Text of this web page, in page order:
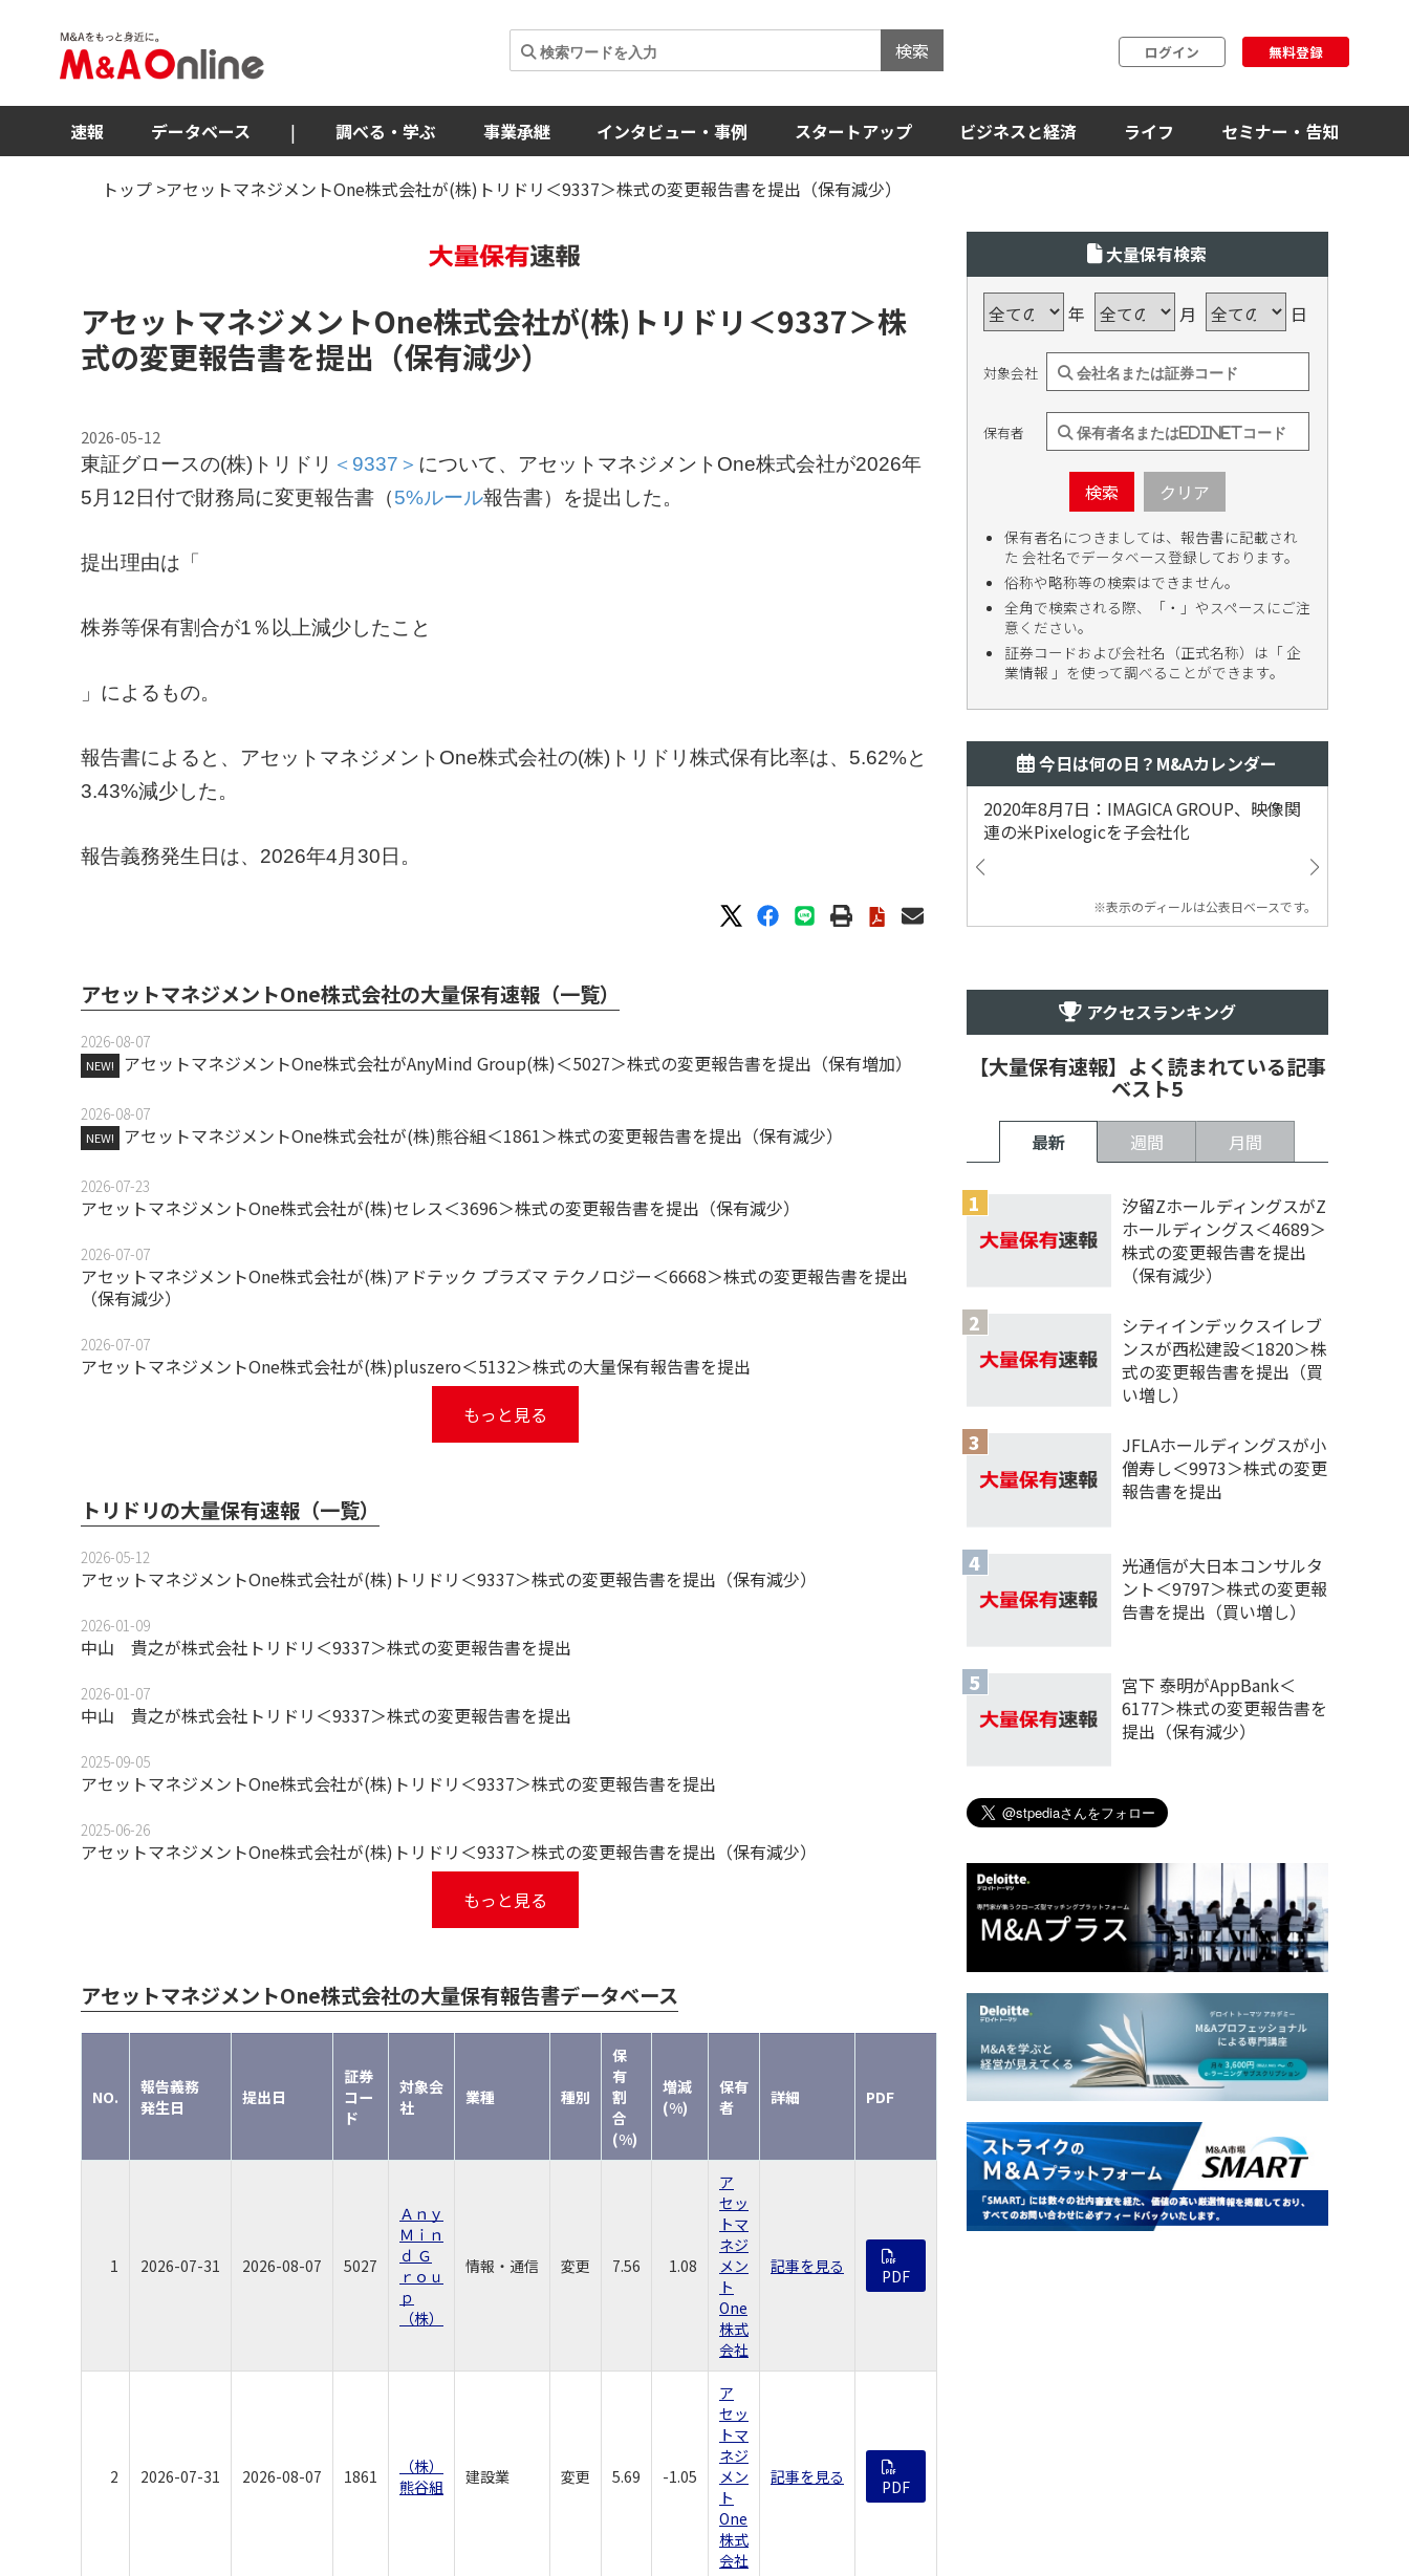
検索 ログイン 無料登録
速報 データベース | 調べる・学ぶ 事業承継 インタビュー・事例 スタートアップ ビジネスと経済 ライフ セミナー・告知
トップ >アセットマネジメントOne株式会社が(株)トリドリ＜9337＞株式の変更報告書を提出（保有減少）
アセットマネジメントOne株式会社が(株)トリドリ ＜9337＞株
式の変更報告書を提出（保有減少）
2026-05-12
東証グロースの(株)トリドリ ＜9337＞ について、アセットマネジメントOne株式会社が2026年
5月12日付で財務局に変更報告書（5%ルール報告書）を提出した。
提出理由は「
株券等保有割合が1％以上減少したこと
」によるもの。
報告書によると、アセットマネジメントOne株式会社の(株)トリドリ株式保有比率は、5.62%と
3.43%減少した。
報告義務発生日は、2026年4月30日。
アセットマネジメントOne株式会社の大量保有速報（一覧）
2026-08-07
NEW! アセットマネジメントOne株式会社がAnyMind Group(株)＜5027＞株式の変更報告書を提出（保有増加）
2026-08-07
NEW! アセットマネジメントOne株式会社が(株)熊谷組＜1861＞株式の変更報告書を提出（保有減少）
2026-07-23
アセットマネジメントOne株式会社が(株)セレス＜3696＞株式の変更報告書を提出（保有減少）
2026-07-07
アセットマネジメントOne株式会社が(株)アドテック プラズマ テクノロジー＜6668＞株式の変更報告書を提出
（保有減少）
2026-07-07
アセットマネジメントOne株式会社が(株)pluszero＜5132＞株式の大量保有報告書を提出
もっと見る
トリドリの大量保有速報（一覧）
2026-05-12
アセットマネジメントOne株式会社が(株)トリドリ＜9337＞株式の変更報告書を提出（保有減少）
2026-01-09
中山 貴之が株式会社トリドリ＜9337＞株式の変更報告書を提出
2026-01-07
中山 貴之が株式会社トリドリ＜9337＞株式の変更報告書を提出
2025-09-05
アセットマネジメントOne株式会社が(株)トリドリ＜9337＞株式の変更報告書を提出
2025-06-26
アセットマネジメントOne株式会社が(株)トリドリ＜9337＞株式の変更報告書を提出（保有減少）
もっと見る
アセットマネジメントOne株式会社の大量保有報告書データベース
NO.
報告義務
発生日
提出日
証券
コー
ド
対象会
社
業種 種別
保
有
割
合
(%)
増減
(%)
保有
者
詳細 PDF
1 2026-07-31 2026-08-07 5027
Ａｎｙ
Ｍｉｎ
ｄ Ｇ
ｒｏｕ
ｐ
（株）
情報・通信 変更 7.56 1.08
ア
セッ
トマ
ネジ
メン
ト
One
株式
会社
記事を見る PDF
2 2026-07-31 2026-08-07 1861
（株）
熊谷組
建設業 変更 5.69 -1.05
ア
セッ
トマ
ネジ
メン
ト
One
株式
会社
記事を見る PDF
大量保有検索
年 月 日
対象会社
保有者
検索 クリア
保有者名につきましては、報告書に記載され
た 会社名でデータベース登録しております。
俗称や略称等の検索はできません。
全角で検索される際、「・」やスペースにご注
意ください。
証券コードおよび会社名（正式名称）は「 企
業情報 」を使って調べることができます。
今日は何の日？M&Aカレンダー
2020年8月7日：IMAGICA GROUP、映像関
連の米Pixelogicを子会社化
※表示のディールは公表日ベースです。
アクセスランキング
【大量保有速報】よく読まれている記事
ベスト5
最新 週間 月間
汐留ZホールディングスがZ
ホールディングス＜4689＞
株式の変更報告書を提出
（保有減少）
シティインデックスイレブ
ンスが西松建設＜1820＞株
式の変更報告書を提出（買
い増し）
JFLAホールディングスが小
僧寿し＜9973＞株式の変更
報告書を提出
光通信が大日本コンサルタ
ント＜9797＞株式の変更報
告書を提出（買い増し）
宮下 泰明がAppBank＜
6177＞株式の変更報告書を
提出（保有減少）